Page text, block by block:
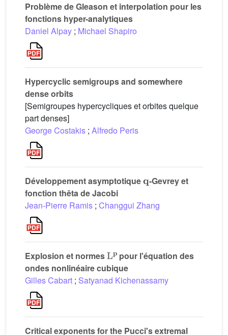
Problème de Gleason et interpolation pour les
fonctions hyper-analytiques
Daniel Alpay ; Michael Shapiro
Hypercyclic semigroups and somewhere
dense orbits
[Semigroupes hypercycliques et orbites quelque
part denses]
George Costakis ; Alfredo Peris
Développement asymptotique
-Gevrey et
fonction thêta de Jacobi
Jean-Pierre Ramis ; Changgui Zhang
Explosion et normes
pour l'équation des
ondes nonlinéaire cubique
Gilles Cabart ; Satyanad Kichenassamy
Critical exponents for the Pucci's extremal